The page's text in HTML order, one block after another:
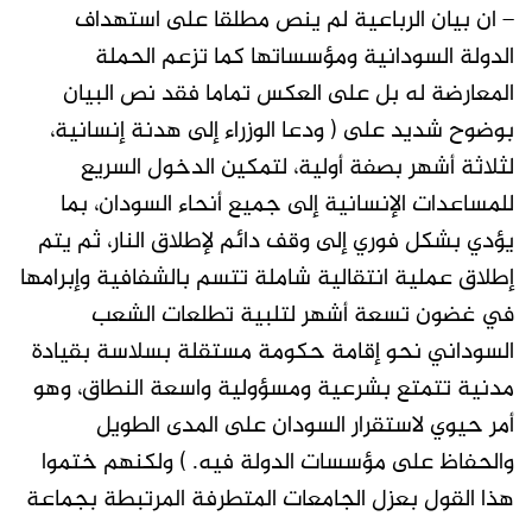
– ان بيان الرباعية لم ينص مطلقا على استهداف
الدولة السودانية ومؤسساتها كما تزعم الحملة
المعارضة له بل على العكس تماما فقد نص البيان
بوضوح شديد على ( ودعا الوزراء إلى هدنة إنسانية،
لثلاثة أشهر بصفة أولية، لتمكين الدخول السريع
للمساعدات الإنسانية إلى جميع أنحاء السودان، بما
يؤدي بشكل فوري إلى وقف دائم لإطلاق النار، ثم يتم
إطلاق عملية انتقالية شاملة تتسم بالشفافية وإبرامها
في غضون تسعة أشهر لتلبية تطلعات الشعب
السوداني نحو إقامة حكومة مستقلة بسلاسة بقيادة
مدنية تتمتع بشرعية ومسؤولية واسعة النطاق، وهو
أمر حيوي لاستقرار السودان على المدى الطويل
والحفاظ على مؤسسات الدولة فيه. ) ولكنهم ختموا
هذا القول بعزل الجامعات المتطرفة المرتبطة بجماعة